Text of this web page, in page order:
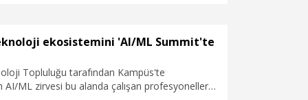
ekosistemini 'AI/ML Summit'te
Topluluğu tarafından Kampüs'te
AI/ML zirvesi bu alanda çalışan profesyonelleri